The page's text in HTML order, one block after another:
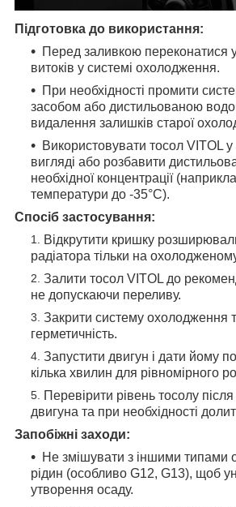
Підготовка до використання:
Перед заливкою переконатися у
витоків у системі охолодження.
При необхідності промити
засобом або дистильованою
видалення залишків старої
Використовувати тосол VITOL
вигляді або розбавити
необхідної концентрації
температури до -35°C).
Спосіб застосування:
Відкрутити кришку
радіатора тільки на
Залити тосол VITOL до
не допускаючи переливу.
Закрити систему охолодження
герметичність.
Запустити двигун і дати йому
кілька хвилин для рівномірного
Перевірити рівень тосолу після
двигуна та при необхідності
Запобіжні заходи:
Не змішувати з іншими типами
рідин (особливо G12, G13), щоб
утворення осаду.